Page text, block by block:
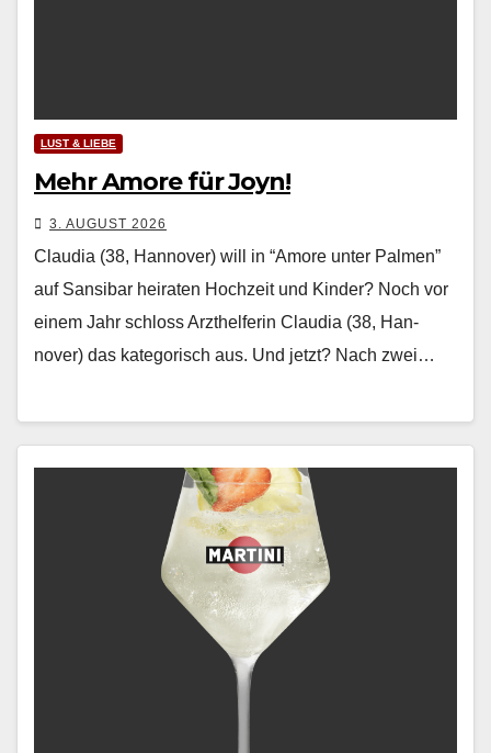
LUST & LIEBE
Mehr Amore für Joyn!
3. AUGUST 2026
Claudia (38, Hannover) will in “Amore unter Palmen”
auf Sansibar heiraten Hochzeit und Kinder? Noch vor
einem Jahr schloss Arzthelferin Clau­dia (38, Han­
nover) das kat­e­gorisch aus. Und jet­zt? Nach zwei…